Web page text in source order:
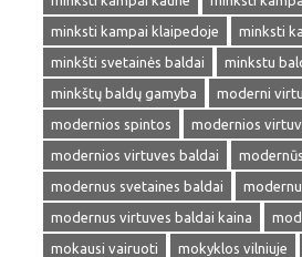
minksti kampai klaipedoje
minksti
minkšti svetainės baldai
minkstu
minkštų baldų gamyba
moderni
modernios spintos
modernios
modernios virtuves baldai
modernus svetaines baldai
modernus virtuves baldai kaina
mokausi vairuoti
mokyklos vilniuje